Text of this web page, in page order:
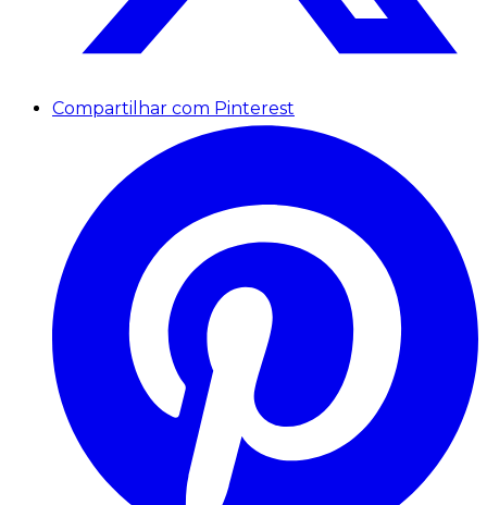
Compartilhar com Pinterest